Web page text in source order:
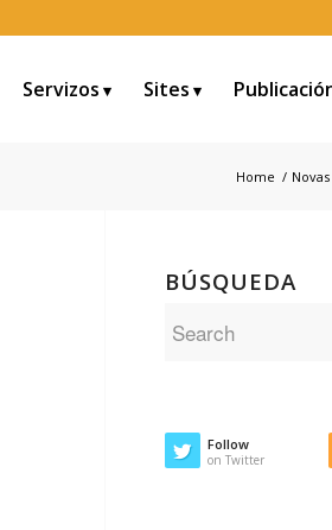
Servizos Sites
Home / Novas
BÚSQUEDA
Follow
on Twitter